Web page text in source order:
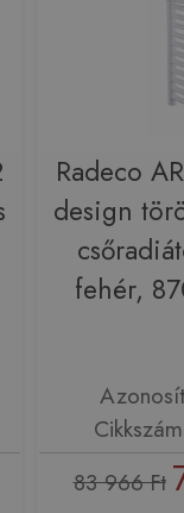
Radeco
design
fehér,
83 966 Ft